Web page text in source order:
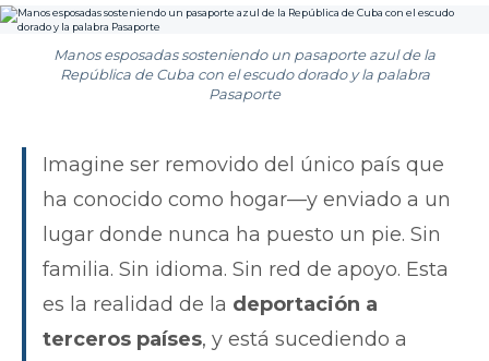
Manos esposadas sosteniendo un pasaporte azul de la
República de Cuba con el escudo dorado y la palabra
Pasaporte
Imagine ser removido del único país que
ha conocido como hogar—y enviado a un
lugar donde nunca ha puesto un pie. Sin
familia. Sin idioma. Sin red de apoyo. Esta
es la realidad de la deportación a
terceros países, y está sucediendo a